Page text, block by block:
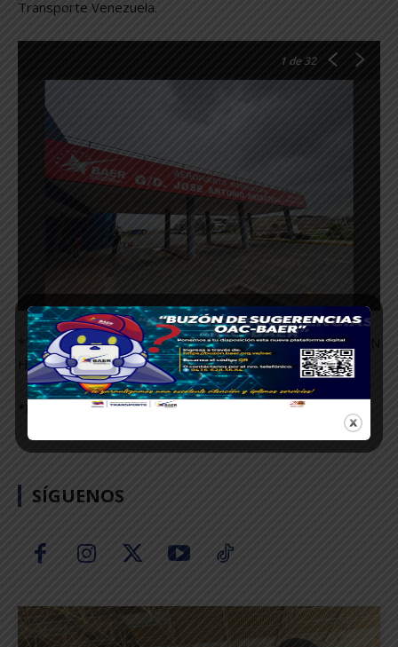
Transporte Venezuela.
1 de 32
*TEXTO:* RICHARD ESPINOZA GARNIER / MARILYN
HERRERA / JHORDANA CHACÓN
*FOTOS:* CARLOS LEÓN
SÍGUENOS